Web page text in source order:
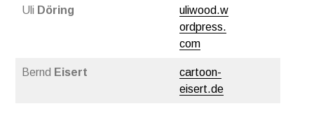
Uli Döring
uliwood.w
ordpress.
com
Bernd Eisert
cartoon-
eisert.de